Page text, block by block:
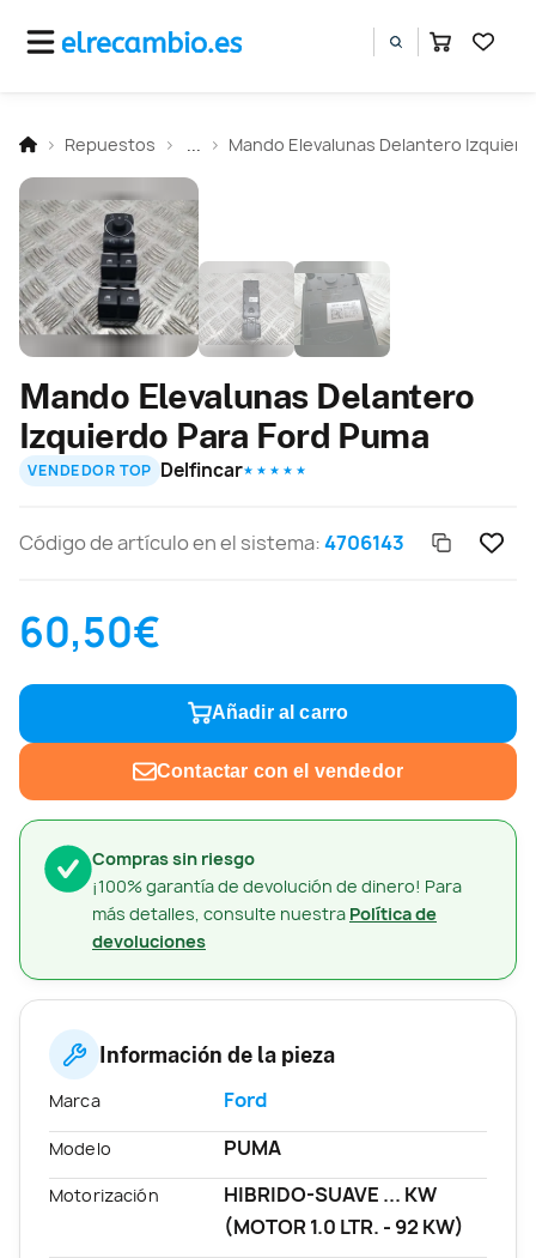
Repuestos Mando Elevalunas Delantero
Compras sin riesgo
¡100% garantía de devolución de dinero! Para
más detalles, consulte nuestra Política de
devoluciones
Mando Elevalunas Delantero
Izquierdo Para Ford Puma
VENDEDOR TOP Delfincar★ ★ ★ ★ ★
Código de artículo en el sistema:4706143
60,50€
Añadir al carro
Contactar con el vendedor
Información de la pieza
Marca Ford
Modelo PUMA
Motorización
HIBRIDO-SUAVE ... KW
(MOTOR 1.0 LTR. - 92 KW)